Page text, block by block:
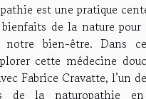
est une pratique
de la nature
bien-être. Dans
cette médecine
Fabrice Cravatte, l’un
de la naturopathie